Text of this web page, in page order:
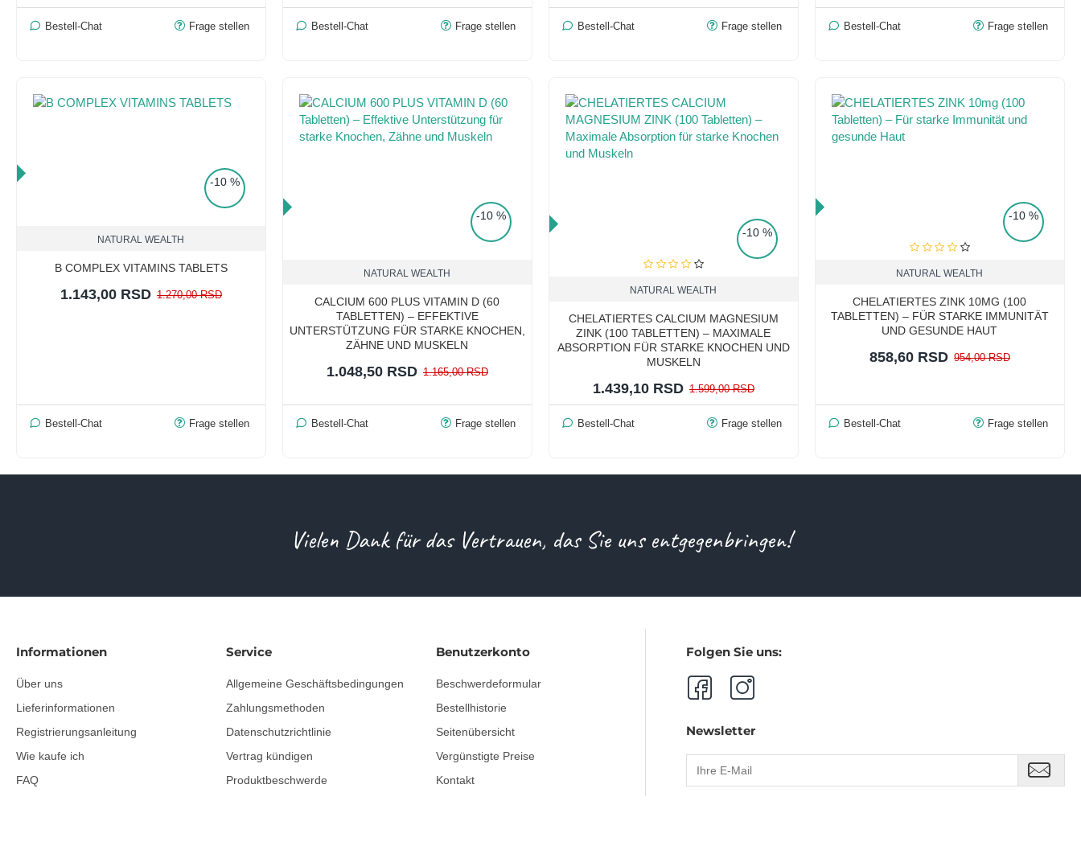
Bestell-Chat Frage stellen Bestell-Chat Frage stellen Bestell-Chat Frage stellen Bestell-Chat Frage stellen
-10 %
NATURAL WEALTH
B COMPLEX VITAMINS TABLETS
1.143,00 RSD 1.270,00 RSD
Bestell-Chat Frage stellen
TOP PRICE -10 %
NATURAL WEALTH
CALCIUM 600 PLUS VITAMIN D (60
TABLETTEN) – EFFEKTIVE
UNTERSTÜTZUNG FÜR STARKE KNOCHEN,
ZÄHNE UND MUSKELN
1.048,50 RSD 1.165,00 RSD
Bestell-Chat Frage stellen
TOP PRICE -10 %
NATURAL WEALTH
CHELATIERTES CALCIUM MAGNESIUM
ZINK (100 TABLETTEN) – MAXIMALE
ABSORPTION FÜR STARKE KNOCHEN UND
MUSKELN
1.439,10 RSD 1.599,00 RSD
Bestell-Chat Frage stellen
TOP PRICE -10 %
NATURAL WEALTH
CHELATIERTES ZINK 10MG (100
TABLETTEN) – FÜR STARKE IMMUNITÄT
UND GESUNDE HAUT
858,60 RSD 954,00 RSD
Bestell-Chat Frage stellen
Vielen Dank für das Vertrauen, das Sie uns entgegenbringen!
Informationen
Über uns
Lieferinformationen
Registrierungsanleitung
Wie kaufe ich
FAQ
Service
Allgemeine Geschäftsbedingungen
Zahlungsmethoden
Datenschutzrichtlinie
Vertrag kündigen
Produktbeschwerde
Benutzerkonto
Beschwerdeformular
Bestellhistorie
Seitenübersicht
Vergünstigte Preise
Kontakt
Folgen Sie uns:
Newsletter